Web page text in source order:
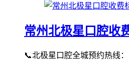
常州北极星口腔收
📞北极星口腔全城预约热线